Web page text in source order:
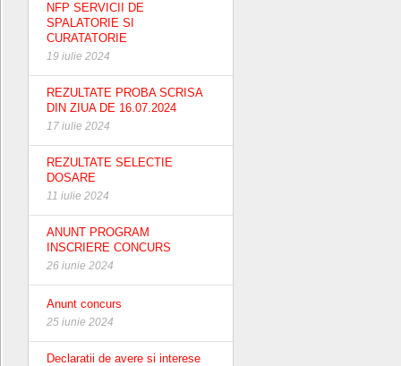
NFP SERVICII DE
SPALATORIE SI
CURATATORIE
19 iulie 2024
REZULTATE PROBA SCRISA
DIN ZIUA DE 16.07.2024
17 iulie 2024
REZULTATE SELECTIE
DOSARE
11 iulie 2024
ANUNT PROGRAM
INSCRIERE CONCURS
26 iunie 2024
Anunt concurs
25 iunie 2024
Declaratii de avere si interese